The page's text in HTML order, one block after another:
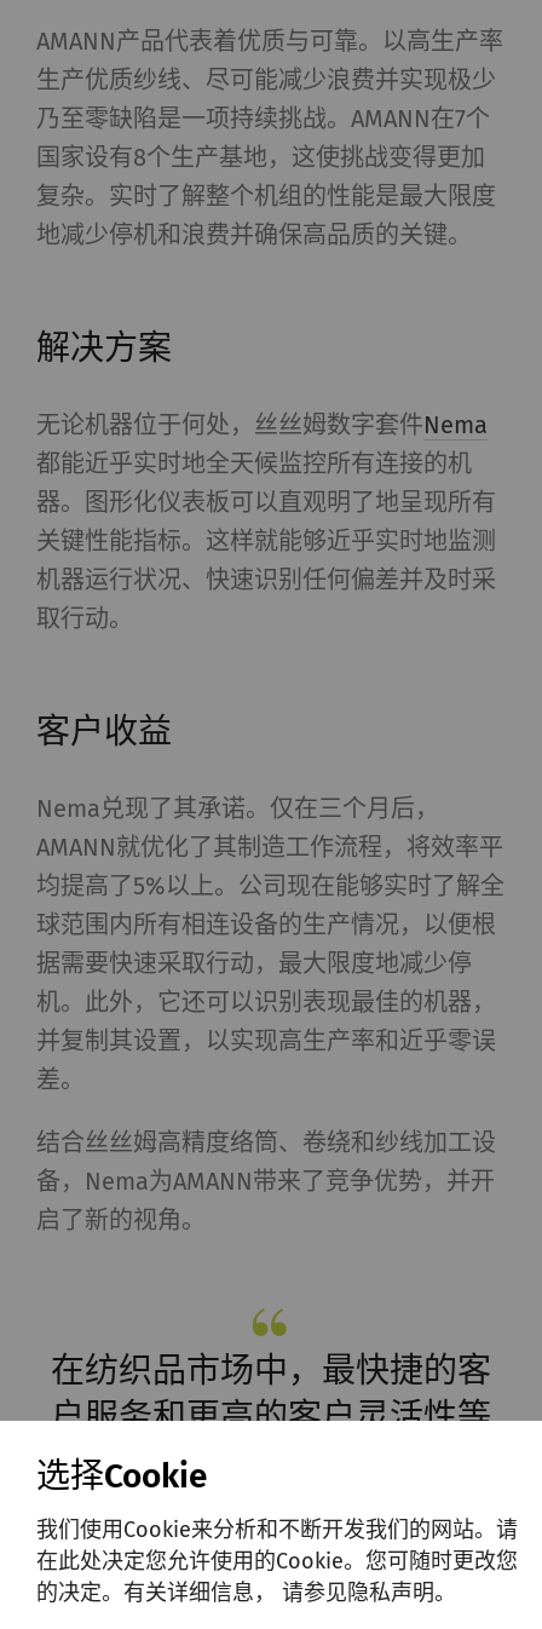
AMANN产品代表着优质与可靠。以高生产率
生产优质纱线、尽可能减少浪费并实现极少
乃至零缺陷是一项持续挑战。AMANN在7个
国家设有8个生产基地，这使挑战变得更加
复杂。实时了解整个机组的性能是最大限度
地减少停机和浪费并确保高品质的关键。
解决方案
无论机器位于何处，丝丝姆数字套件Nema
都能近乎实时地全天候监控所有连接的机
器。图形化仪表板可以直观明了地呈现所有
关键性能指标。这样就能够近乎实时地监测
机器运行状况、快速识别任何偏差并及时采
取行动。
客户收益
Nema兑现了其承诺。仅在三个月后，
AMANN就优化了其制造工作流程，将效率平
均提高了5%以上。公司现在能够实时了解全
球范围内所有相连设备的生产情况，以便根
据需要快速采取行动，最大限度地减少停
机。此外，它还可以识别表现最佳的机器，
并复制其设置，以实现高生产率和近乎零误
差。
结合丝丝姆高精度络筒、卷绕和纱线加工设
备，Nema为AMANN带来了竞争优势，并开
启了新的视角。
在纺织品市场中，最快捷的客
户服务和更高的客户灵活性等
促进因素每天都在被重新定
义，为了跟上竞争步伐，我们
必须随时掌握当前的KPI，以监
控效率并最大限度地提高产
选择Cookie
我们使用Cookie来分析和不断开发我们的网站。请
在此处决定您允许使用的Cookie。您可随时更改您
的决定。有关详细信息， 请参见隐私声明。